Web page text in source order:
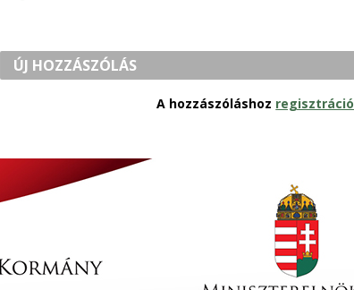
ÚJ HOZZÁSZÓLÁS
A hozzászóláshoz regisztráció